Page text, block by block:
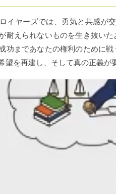
イヤーズでは、勇気と共感が
耐えられないものを生き抜い
功まであなたの権利のために
望を再建し、そして真の正義